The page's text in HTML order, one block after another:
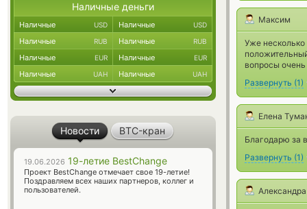
Максим
Уже
вопросы
Развернуть (1)
Елена
Благодарю за
Развернуть (1)
Александра
Наличные деньги
Наличные USD Наличные USD
Наличные RUB Наличные RUB
Наличные EUR Наличные EUR
Наличные UAH Наличные UAH
Новости BTC-кран
19.06.2026 19-летие BestChange
Проект BestChange отмечает свое 19-летие!
Поздравляем всех наших партнеров, коллег и
пользователей.